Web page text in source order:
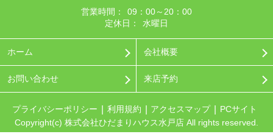
営業時間：
09：00～20：00
定休日：
水曜日
ホーム 会社概要
お問い合わせ 来店予約
プライバシーポリシー 利用規約 アクセスマップ
PCサイト
Copyright(c) 株式会社ひだまりハウス水戸店 All rights reserved.